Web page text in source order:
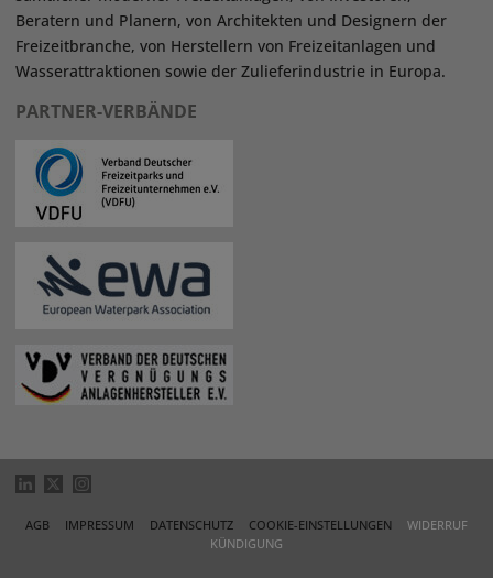
Beratern und Planern, von Architekten und Designern der
Freizeitbranche, von Herstellern von Freizeitanlagen und
Wasserattraktionen sowie der Zulieferindustrie in Europa.
PARTNER-VERBÄNDE
AGB IMPRESSUM DATENSCHUTZ COOKIE-EINSTELLUNGEN
WIDERRUF
KÜNDIGUNG